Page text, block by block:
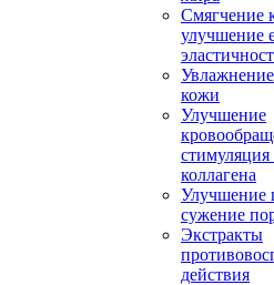
Смягчение
улучшение
кожи
Улучшение
коллагена
Улучшение
сужение
Экстракты
действия